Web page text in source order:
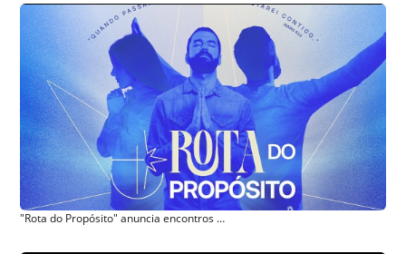
"Rota do Propósito" anuncia encontros com Isadora Pompeo, Thalles Roberto, Morada e grandes nomes da fé em experiência inédita em alto-mar